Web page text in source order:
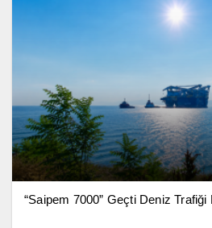
“Saipem 7000” Geçti Deniz Trafiği